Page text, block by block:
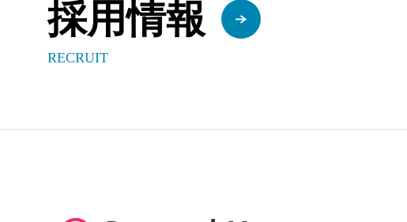
採用情報
RECRUIT